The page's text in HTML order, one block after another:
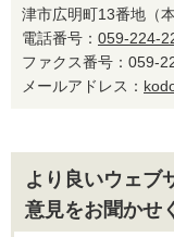
津市広明町13番地（本
電話番号： 059-224-
ファクス番号：059-
メールアドレス：
より良いウェブ
意見をお聞かせ